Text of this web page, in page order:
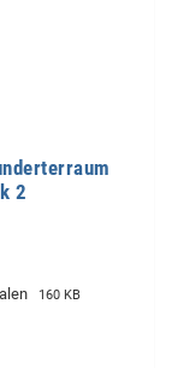
2
160 KB